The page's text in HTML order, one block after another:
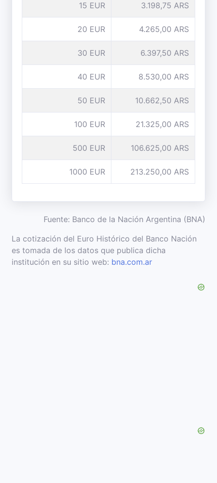
15 EUR 3.198,75 ARS
20 EUR 4.265,00 ARS
30 EUR 6.397,50 ARS
40 EUR 8.530,00 ARS
50 EUR 10.662,50 ARS
100 EUR 21.325,00 ARS
500 EUR 106.625,00 ARS
1000 EUR 213.250,00 ARS
Fuente: Banco de la Nación Argentina (BNA)
La cotización del Euro Histórico del Banco Nación
es tomada de los datos que publica dicha
institución en su sitio web: bna.com.ar